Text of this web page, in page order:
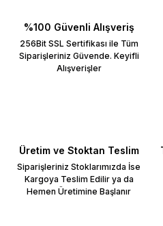
%100 Güvenli Alışveriş
256Bit SSL Sertifikası ile Tüm
Siparişleriniz Güvende. Keyifli
Alışverişler
Üretim ve Stoktan Teslim
Siparişleriniz Stoklarımızda İse
Kargoya Teslim Edilir ya da
Hemen Üretimine Başlanır